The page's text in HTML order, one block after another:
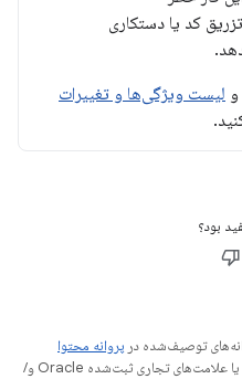
کد یا دستکاری
لیست ویژگی‌ها و تغییرات
بود؟
توصیف‌شده در پروانه محتوا
هستند. جاوا و OpenJDK علامت‌های تجاری یا علامت‌های تجاری ثبت‌شده Oracle و/